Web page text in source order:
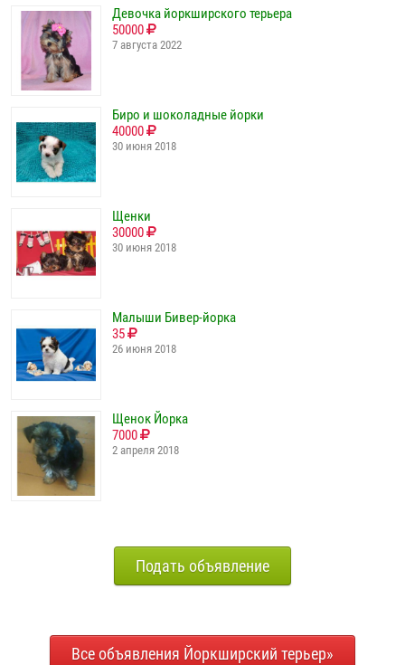
Девочка йоркширского терьера
50000
7 августа 2022
Биро и шоколадные йорки
40000
30 июня 2018
Щенки
30000
30 июня 2018
Малыши Бивер-йорка
35
26 июня 2018
Щенок Йорка
7000
2 апреля 2018
Подать объявление
Все объявления Йоркширский терьер»